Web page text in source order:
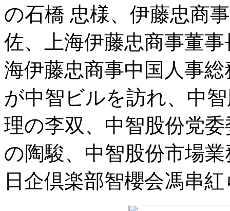
の石橋 忠様、伊藤忠商
佐、上海伊藤忠商事董
海伊藤忠商事中国人事
が中智ビルを訪れ、中
理の李双、中智股份党
の陶駿、中智股份市場
日企倶楽部智櫻会馮串